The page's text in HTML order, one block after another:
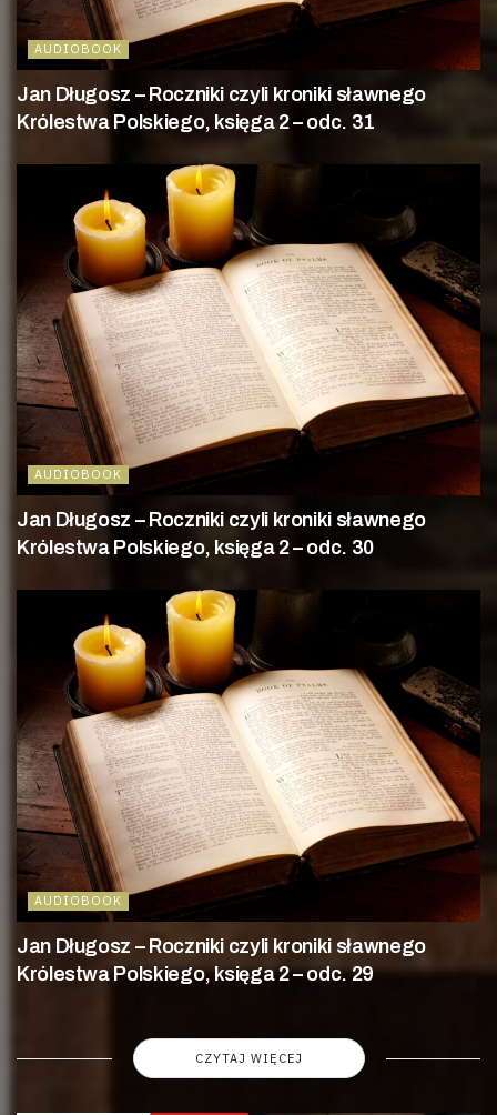
AUDIOBOOK
Jan Długosz – Roczniki czyli kroniki sławnego
Królestwa Polskiego, księga 2 – odc. 31
AUDIOBOOK
Jan Długosz – Roczniki czyli kroniki sławnego
Królestwa Polskiego, księga 2 – odc. 30
AUDIOBOOK
Jan Długosz – Roczniki czyli kroniki sławnego
Królestwa Polskiego, księga 2 – odc. 29
CZYTAJ WIĘCEJ